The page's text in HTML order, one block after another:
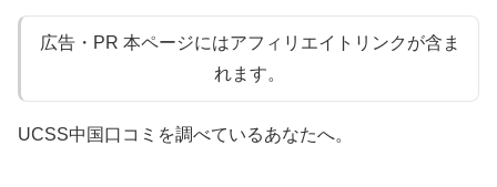
広告・PR 本ページにはアフィリエイトリンクが含ま
れます。
UCSS中国口コミを調べているあなたへ。